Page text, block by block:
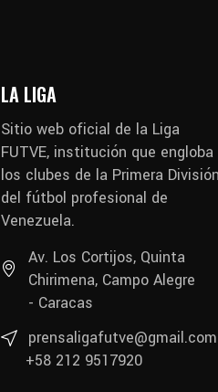
LA LIGA
Sitio web oficial de la Liga
FUTVE, institución que engloba
los clubes de la Primera División
del fútbol profesional de
Venezuela.
Av. Los Cortijos, Quinta
Chirimena, Campo Alegre
- Caracas
prensaligafutve@gmail.com
+58 212 9517920